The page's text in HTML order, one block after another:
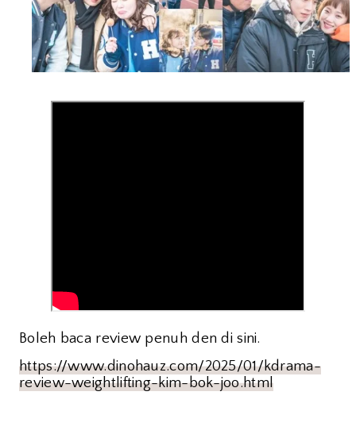
Boleh baca review penuh den di sini.
https://www.dinohauz.com/2025/01/kdrama-
review-weightlifting-kim-bok-joo.html